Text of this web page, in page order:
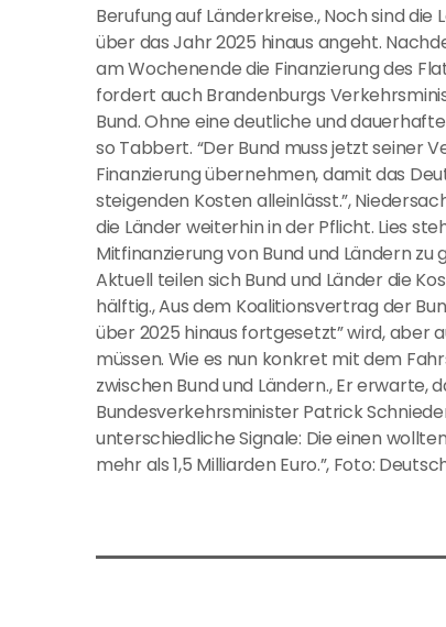
Berufung auf Länderkreise., Noch sind
über das Jahr 2025 hinaus angeht.
am Wochenende die Finanzierung des
fordert auch Brandenburgs
Bund. Ohne eine deutliche und
so Tabbert. “Der Bund muss jetzt seiner
Finanzierung übernehmen, damit das
steigenden Kosten alleinlässt.”,
die Länder weiterhin in der Pflicht. Lies
Mitfinanzierung von Bund und Ländern zu
Aktuell teilen sich Bund und Länder die
hälftig., Aus dem Koalitionsvertrag der
über 2025 hinaus fortgesetzt” wird, aber
müssen. Wie es nun konkret mit dem
zwischen Bund und Ländern., Er erwarte,
Bundesverkehrsminister Patrick
unterschiedliche Signale: Die einen
mehr als 1,5 Milliarden Euro.”, Foto: